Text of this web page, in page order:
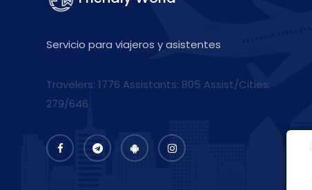
Servicio para viajeros y asistentes
Travelers: 1776 Assistants: 805 Assist/Cities:
279/646